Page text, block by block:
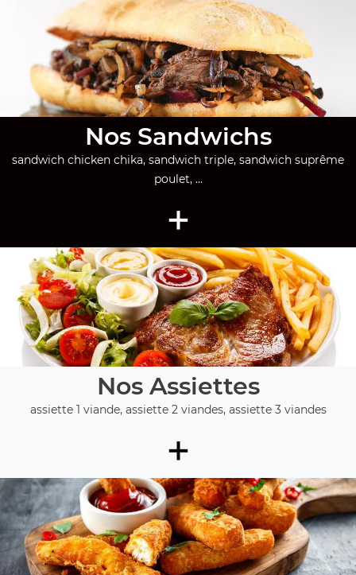
Nos Sandwichs
sandwich chicken chika, sandwich triple, sandwich suprême
poulet, ...
+
Nos Assiettes
assiette 1 viande, assiette 2 viandes, assiette 3 viandes
+